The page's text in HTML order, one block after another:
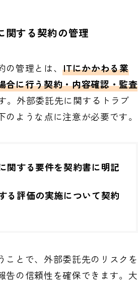
する契約の管理
の管理とは、ITにかかわる業
合に行う契約・内容確認・監査
。外部委託先に関するトラブ
ような点に注意が必要です。
関する要件を契約書に明記
る評価の実施について契約
ことで、外部委託先のリスクを
告の信頼性を確保できます。大